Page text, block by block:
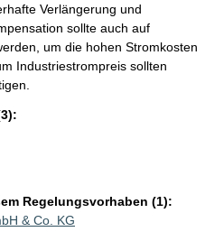
Verlängerung und
sollte auch auf
um die hohen Stromkosten
Industriestrompreis sollten
Regelungsvorhaben (1):
& Co. KG